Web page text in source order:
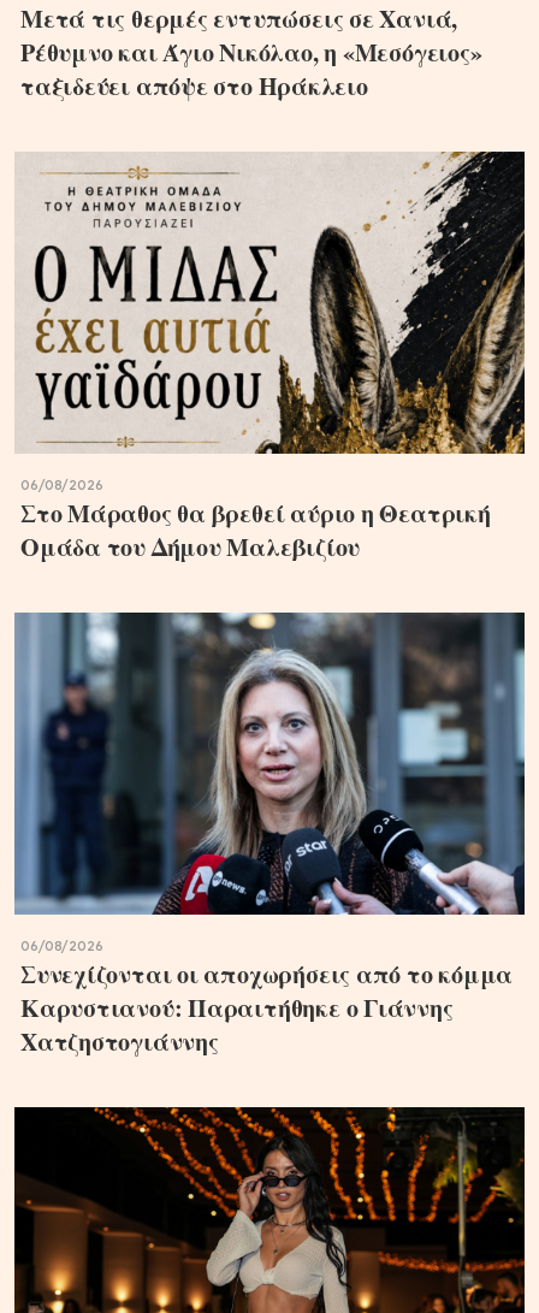
Μετά τις θερμές εντυπώσεις σε Χανιά,
Ρέθυμνο και Άγιο Νικόλαο, η «Μεσόγειος»
ταξιδεύει απόψε στο Ηράκλειο
06/08/2026
Στο Μάραθος θα βρεθεί αύριο η Θεατρική
Ομάδα του Δήμου Μαλεβιζίου
06/08/2026
Συνεχίζονται οι αποχωρήσεις από το κόμμα
Καρυστιανού: Παραιτήθηκε ο Γιάννης
Χατζηστογιάννης